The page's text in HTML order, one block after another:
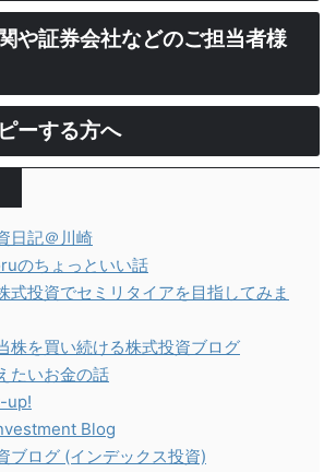
や証券会社などのご担当者様
ーする方へ
日記＠川崎
のちょっといい話
式投資でセミリタイアを目指してみま
株を買い続ける株式投資ブログ
たいお金の話
up!
Blog
ブログ (インデックス投資)